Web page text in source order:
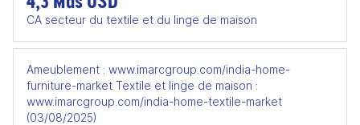
CA secteur du textile et du linge de maison
Ameublement : www.imarcgroup.com/india-home-
furniture-market Textile et linge de maison :
www.imarcgroup.com/india-home-textile-market
(03/08/2025)